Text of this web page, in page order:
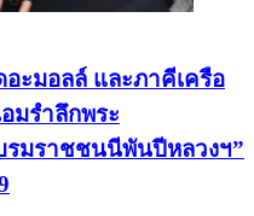
อะมอลล์ และภาคีเครือ
มรำลึกพระ
มราชชนนีพันปีหลวงฯ”